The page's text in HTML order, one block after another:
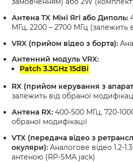
Антена TX Міні Ягі або Диполь:
МГц, 2200 – 2700 МГц (залежить
VRX (прийом відео з борта):
Антенний модуль VRX:
Patch 3.3GHz 15dBi
RX (прийом керування з
залежить від обраної
Антена RX: 400-500 МГц, 720-
обраної модифікації
VTX (передача відео з
окуляри): Аналогове відео 1.2-
антеною (RP-SMA jack)